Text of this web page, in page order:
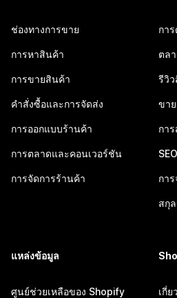
ช่องทางการขาย
การหาสินค้า
การขายสินค้า
คำสั่งซื้อและการจัดส่ง
การออกแบบร้านค้า
การตลาดและคอนเวอร์ชัน
การจัดการร้านค้า
กา
ตล
รีวิ
ขา
กา
SEO
กา
สกุ
แหล่งข้อมูล
ศูนย์ช่วยเหลือของ Shopify เกี่ย